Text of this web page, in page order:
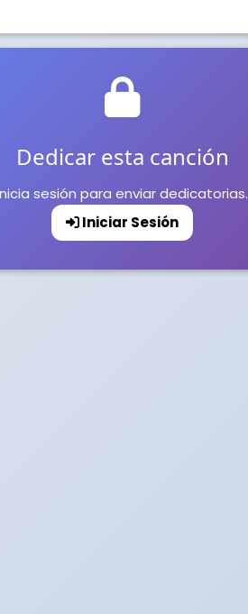
Dedicar esta canción
sesión para enviar dedicatorias.
Iniciar Sesión